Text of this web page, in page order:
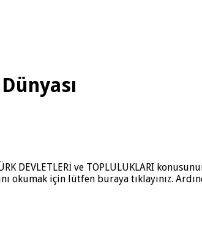
DEVLETLERİ ve TOPLULUKLARI
okumak için lütfen buraya tıklayınız.